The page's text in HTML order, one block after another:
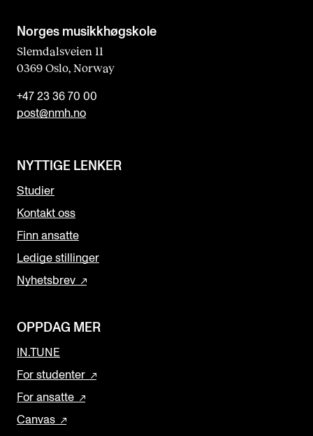
Norges musikk­høgskole
Slemdalsveien 11
0369 Oslo, Norway
+47 23 36 70 00
post@nmh.no
NYTTIGE LENKER
Studier
Kontakt oss
Finn ansatte
Ledige stillinger
Nyhetsbrev
OPPDAG MER
IN.TUNE
For studenter
For ansatte
Canvas